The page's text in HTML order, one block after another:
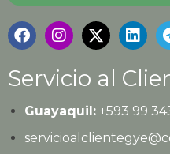
Servicio al
Guayaquil:+593 99